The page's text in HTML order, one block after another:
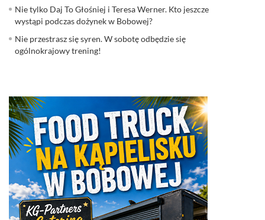
Nie tylko Daj To Głośniej i Teresa Werner. Kto jeszcze
wystąpi podczas dożynek w Bobowej?
Nie przestrasz się syren. W sobotę odbędzie się
ogólnokrajowy trening!